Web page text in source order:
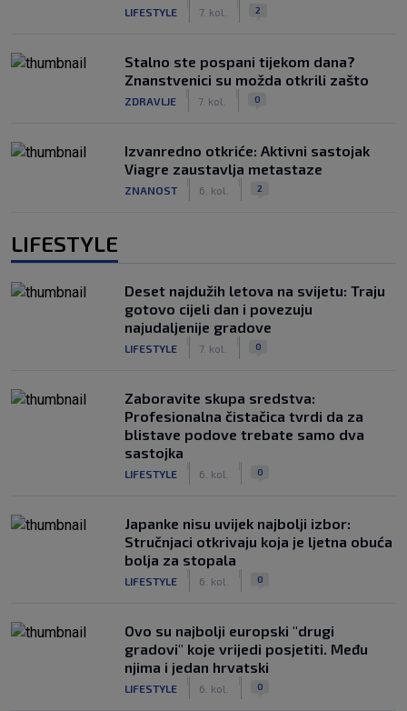
LIFESTYLE 7. kol. 2
Stalno ste pospani tijekom dana?
Znanstvenici su možda otkrili zašto
ZDRAVLJE 7. kol. 0
Izvanredno otkriće: Aktivni sastojak
Viagre zaustavlja metastaze
ZNANOST 6. kol. 2
LIFESTYLE
Deset najdužih letova na svijetu: Traju
gotovo cijeli dan i povezuju
najudaljenije gradove
LIFESTYLE 7. kol. 0
Zaboravite skupa sredstva:
Profesionalna čistačica tvrdi da za
blistave podove trebate samo dva
sastojka
LIFESTYLE 6. kol. 0
Japanke nisu uvijek najbolji izbor:
Stručnjaci otkrivaju koja je ljetna obuća
bolja za stopala
LIFESTYLE 6. kol. 0
Ovo su najbolji europski "drugi
gradovi" koje vrijedi posjetiti. Među
njima i jedan hrvatski
LIFESTYLE 6. kol. 0